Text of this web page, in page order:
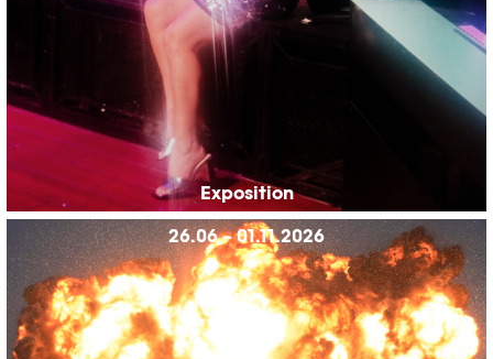
Exposition
26.06 – 01.11.2026